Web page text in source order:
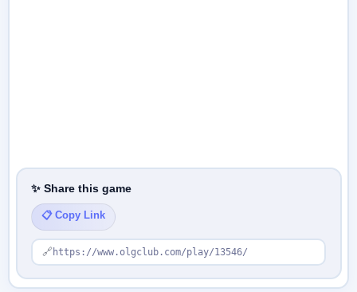
✨ Share this game
📋 Copy Link
🔗 https://www.olgclub.com/play/13546/